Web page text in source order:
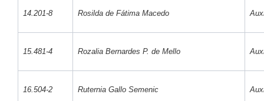
14.201-8 Rosilda de Fátima Macedo
15.481-4 Rozalia Bernardes P. de Mello
16.504-2 Ruternia Gallo Semenic